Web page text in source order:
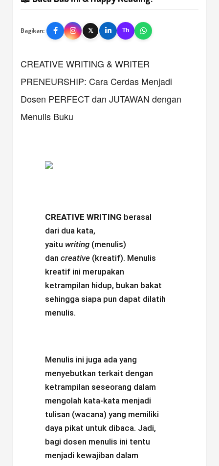
Bagikan: 𝕏 Th
CREATIVE WRITING & WRITER
PRENEURSHIP: Cara Cerdas Menjadi
Dosen PERFECT dan JUTAWAN dengan
Menulis Buku
CREATIVE WRITING berasal
dari dua kata,
yaitu writing (menulis)
dan creative (kreatif). Menulis
kreatif ini merupakan
ketrampilan hidup, bukan bakat
sehingga siapa pun dapat dilatih
menulis.
Menulis ini juga ada yang
menyebutkan terkait dengan
ketrampilan seseorang dalam
mengolah kata-kata menjadi
tulisan (wacana) yang memiliki
daya pikat untuk dibaca. Jadi,
bagi dosen menulis ini tentu
menjadi kewajiban dalam